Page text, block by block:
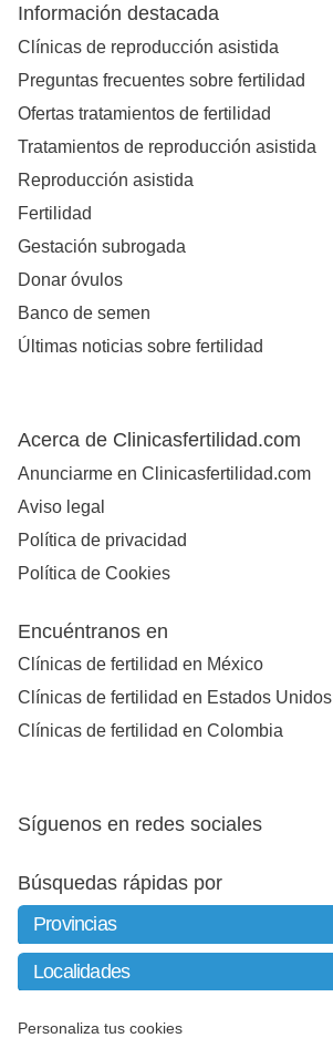
Información destacada
Clínicas de reproducción asistida
Preguntas frecuentes sobre fertilidad
Ofertas tratamientos de fertilidad
Tratamientos de reproducción asistida
Reproducción asistida
Fertilidad
Gestación subrogada
Donar óvulos
Banco de semen
Últimas noticias sobre fertilidad
Acerca de Clinicasfertilidad.com
Anunciarme en Clinicasfertilidad.com
Aviso legal
Política de privacidad
Política de Cookies
Encuéntranos en
Clínicas de fertilidad en México
Clínicas de fertilidad en Estados Unidos
Clínicas de fertilidad en Colombia
Síguenos en redes sociales
Búsquedas rápidas por
Personaliza tus cookies